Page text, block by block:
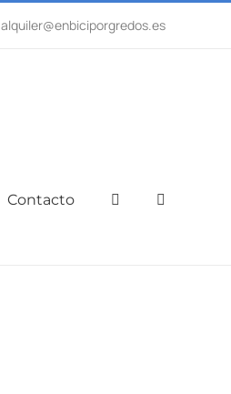
alquiler@enbiciporgredos.es
Contacto